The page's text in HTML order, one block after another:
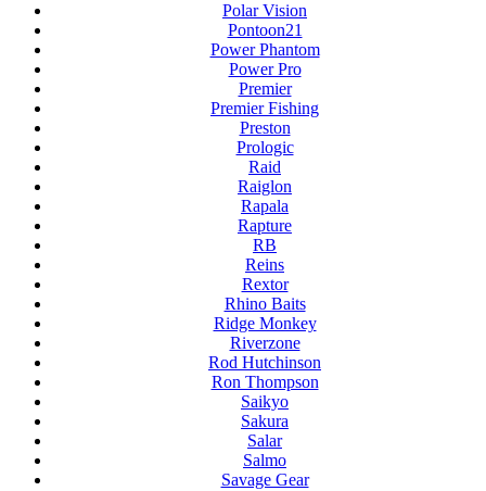
Polar Vision
Pontoon21
Power Phantom
Power Pro
Premier
Premier Fishing
Preston
Prologic
Raid
Raiglon
Rapala
Rapture
RB
Reins
Rextor
Rhino Baits
Ridge Monkey
Riverzone
Rod Hutchinson
Ron Thompson
Saikyo
Sakura
Salar
Salmo
Savage Gear